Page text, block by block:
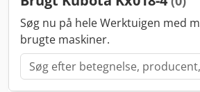
Søg nu på hele Werktuigen med
brugte maskiner.